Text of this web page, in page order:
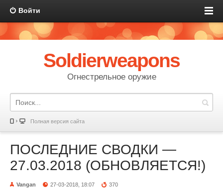
Войти
Soldierweapons
Огнестрельное оружие
Полная версия сайта
ПОСЛЕДНИЕ СВОДКИ —
27.03.2018 (ОБНОВЛЯЕТСЯ!)
Vangan 27-03-2018, 18:07 370